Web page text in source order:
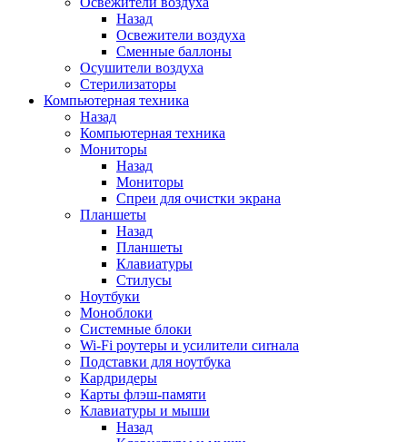
Назад
Освежители воздуха
Сменные баллоны
Осушители воздуха
Стерилизаторы
Компьютерная техника
Назад
Компьютерная техника
Мониторы
Назад
Мониторы
Спреи для очистки экрана
Планшеты
Назад
Планшеты
Клавиатуры
Стилусы
Ноутбуки
Моноблоки
Системные блоки
Wi-Fi роутеры и усилители сиrнала
Подставки для ноутбука
Кардридеры
Карты флэш-памяти
Клавиатуры и мыши
Назад